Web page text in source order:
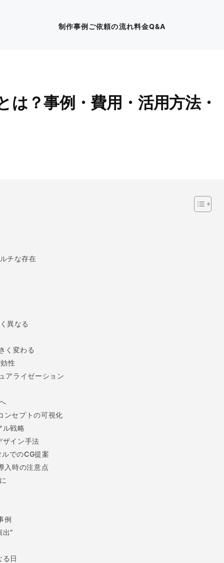
制作事例ご依頼の流れ料金Q&A
？事例・費用・活用方法・
チな存在
異なる
く変わる
性
アライゼーション
ンセプトの可視化
ル戦略
ザイン手法
でのCG提案
入時の注意点
例
”
る日